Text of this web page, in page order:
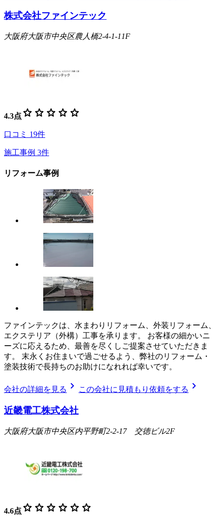
株式会社ファインテック
大阪府大阪市中央区農人橋2-4-1-11F
4.3点 star star star star star
口コミ 19件
施工事例 3件
リフォーム事例
ファインテックは、水まわりリフォーム、外装リフォーム、
エクステリア（外構）工事を承ります。 お客様の細かいニ
ーズに応えるため、最善を尽くしご提案させていただきま
す。 末永くお住まいで過ごせるよう、弊社のリフォーム・
塗装技術で長持ちのお助けになれれば幸いです。
会社の詳細を見る chevron_right この会社に見積もり依頼をする chevron_right
近畿電工株式会社
大阪府大阪市中央区内平野町2-2-17 交徳ビル2F
4.6点 star star star star star star